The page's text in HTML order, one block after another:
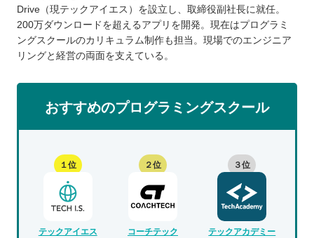
Drive（現テックアイエス）を設立し、取締役副社長に就任。
200万ダウンロードを超えるアプリを開発。現在はプログラミ
ングスクールのカリキュラム制作も担当。現場でのエンジニア
リングと経営の両面を支えている。
おすすめのプログラミングスクール
１位
テックアイエス
２位
コーチテック
３位
テックアカデミー